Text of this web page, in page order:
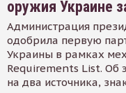
оружия Украине
Администрация
одобрила первую
Украины в рамках
Requirements List. Об
на два источника,